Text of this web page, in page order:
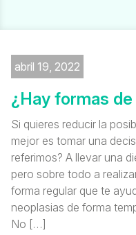
abril 19, 2022
¿Hay formas
Si quieres reducir la
mejor es tomar una
referimos? A llevar una
pero sobre todo a
forma regular que te
neoplasias de forma
No […]